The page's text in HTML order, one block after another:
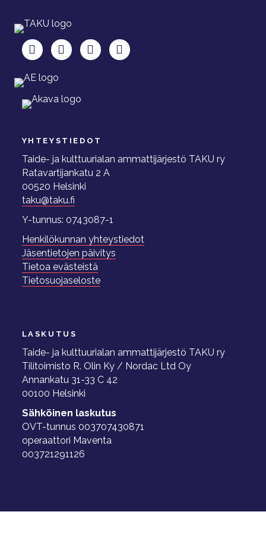
TAKU Facebookissa
TAKU Twitterissä
TAKU Instagramissa
TAKU LinkedInissä
YHTEYSTIEDOT
Taide- ja kulttuurialan ammattijärjestö TAKU ry
Ratavartijankatu 2 A
00520 Helsinki
taku@taku.fi
Y-tunnus: 0743087-1
Henkilökunnan yhteystiedot
Jäsentietojen päivitys
Tietoa evästeistä
Tietosuojaseloste
LASKUTUS
Taide- ja kulttuurialan ammattijärjestö TAKU ry
Tilitoimisto R. Olin Ky / Nordac Ltd Oy
Annankatu 31-33 C 42
00100 Helsinki
Sähköinen laskutus
OVT-tunnus 003707430871
operaattori Maventa
003721291126